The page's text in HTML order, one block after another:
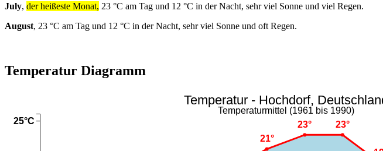
July, der heißeste Monat, 23 °C am Tag und 12 °C in der Nacht, sehr viel Sonne und viel Regen.
August, 23 °C am Tag und 12 °C in der Nacht, sehr viel Sonne und oft Regen.
Temperatur Diagramm